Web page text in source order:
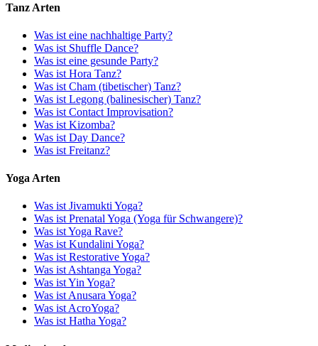
Tanz Arten
Was ist eine nachhaltige Party?
Was ist Shuffle Dance?
Was ist eine gesunde Party?
Was ist Hora Tanz?
Was ist Cham (tibetischer) Tanz?
Was ist Legong (balinesischer) Tanz?
Was ist Contact Improvisation?
Was ist Kizomba?
Was ist Day Dance?
Was ist Freitanz?
Yoga Arten
Was ist Jivamukti Yoga?
Was ist Prenatal Yoga (Yoga für Schwangere)?
Was ist Yoga Rave?
Was ist Kundalini Yoga?
Was ist Restorative Yoga?
Was ist Ashtanga Yoga?
Was ist Yin Yoga?
Was ist Anusara Yoga?
Was ist AcroYoga?
Was ist Hatha Yoga?